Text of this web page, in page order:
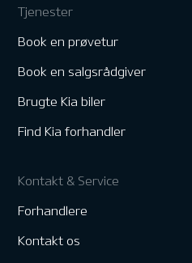
Tjenester
Book en prøvetur
Book en salgsrådgiver
Brugte Kia biler
Find Kia forhandler
Kontakt & Service
Forhandlere
Kontakt os